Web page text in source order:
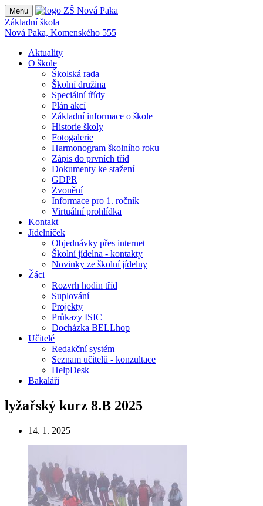
Menu
Základní škola
Nová Paka, Komenského 555
Aktuality
O škole
Školská rada
Školní družina
Speciální třídy
Plán akcí
Základní informace o škole
Historie školy
Fotogalerie
Harmonogram školního roku
Zápis do prvních tříd
Dokumenty ke stažení
GDPR
Zvonění
Informace pro 1. ročník
Virtuální prohlídka
Kontakt
Jídelníček
Objednávky přes internet
Školní jídelna - kontakty
Novinky ze školní jídelny
Žáci
Rozvrh hodin tříd
Suplování
Projekty
Průkazy ISIC
Docházka BELLhop
Učitelé
Redakční systém
Seznam učitelů - konzultace
HelpDesk
Bakaláři
lyžařský kurz 8.B 2025
14. 1. 2025